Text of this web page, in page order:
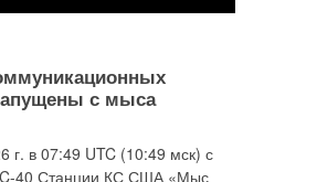
с мыса
г. в 07:49 UTC (10:49 мск) с
40 Станции КС США «Мыс